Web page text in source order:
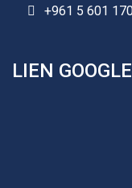
+961 5 601
LIEN GOOGLE